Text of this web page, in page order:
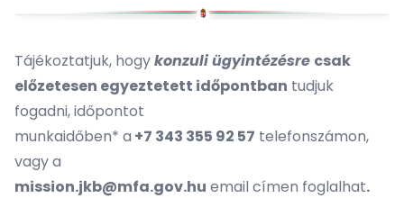
Tájékoztatjuk, hogykonzuli ügyintézésre csak
előzetesen egyeztetett időpontban tudjuk
fogadni, időpontot
munkaidőben* a +7 343 355 92 57 telefonszámon,
vagy a
mission.jkb@mfa.gov.hu email címen foglalhat.